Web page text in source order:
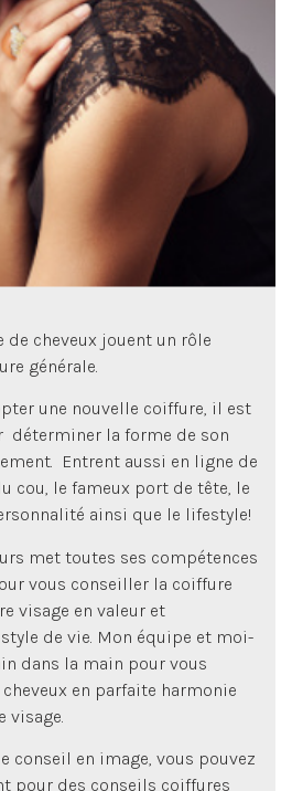
de cheveux jouent un rôle
générale.
une nouvelle coiffure, il est
la forme de son
Entrent aussi en ligne de
cou, le fameux port de tête, le
ainsi que le lifestyle!
met toutes ses compétences
vous conseiller la coiffure
visage en valeur et
de vie. Mon équipe et moi-
dans la main pour vous
en parfaite harmonie
visage.
conseil en image, vous pouvez
pour des conseils coiffures
l’impact de votre